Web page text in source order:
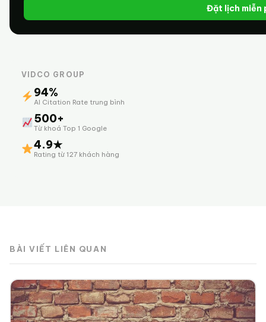
Đặt lịch miễn
VIDCO GROUP
94%
AI Citation Rate trung bình
500+
Từ khoá Top 1 Google
4.9★
Rating từ 127 khách hàng
BÀI VIẾT LIÊN QUAN